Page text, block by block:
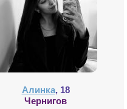
Алинка, 18
Чернигов